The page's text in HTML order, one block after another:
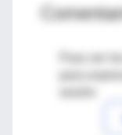
Para ver